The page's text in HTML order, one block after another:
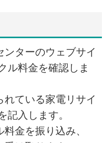
ンターのウェブサイ
ル料金を確認しま
ている家電リサイ
記入します。
金を振り込み、